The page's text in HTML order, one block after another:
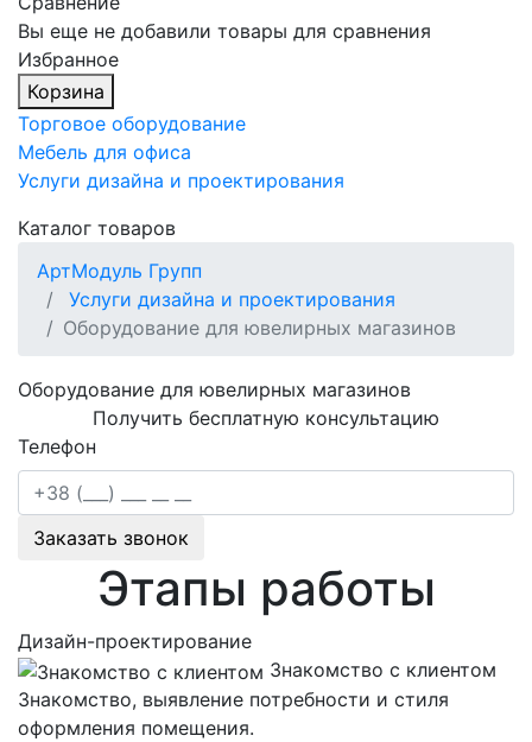
Вы еще не добавили товары для сравнения
Избранное
Корзина
Торговое оборудование
Мебель для офиса
Услуги дизайна и проектирования
Каталог товаров
АртМодуль Групп
Услуги дизайна и проектирования
Оборудование для ювелирных магазинов
Оборудование для ювелирных магазинов
Получить бесплатную консультацию
Телефон
Заказать звонок
Этапы работы
Дизайн-проектирование
Знакомство с клиентом
Знакомство, выявление потребности и стиля
оформления помещения.